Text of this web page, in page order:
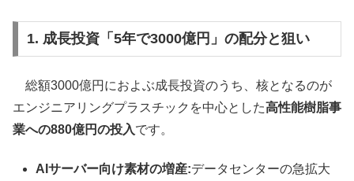
1. 成長投資「5年で3000億円」の配分と狙い
総額3000億円におよぶ成長投資のうち、核となるのが
エンジニアリングプラスチックを中心とした高性能樹脂事
業への880億円の投入です。
AIサーバー向け素材の増産:データセンターの急拡大